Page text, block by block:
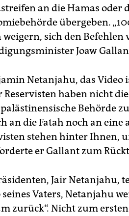
an die Hamas oder
übergeben.
sich den Befehlen
Joaw
Netanjahu, das Video
Reservisten haben nicht
Behörde
an die Fatah noch an eine
stehen hinter Ihnen,
er Gallant zum
Jair Netanjahu,
Vaters, Netanjahu
zurück“. Nicht zum